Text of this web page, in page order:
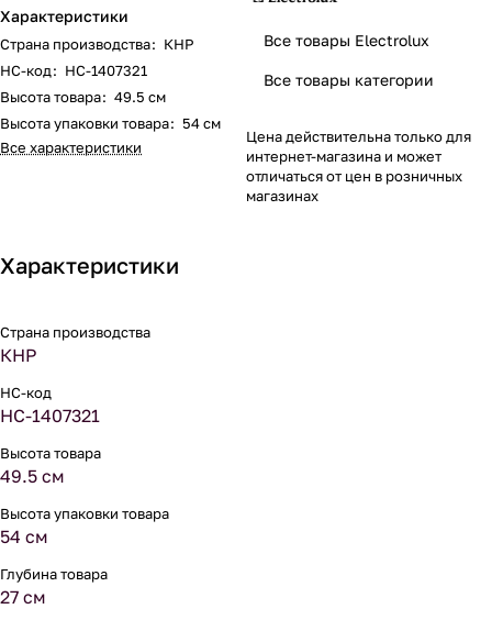
Характеристики
Страна производства: КНР
НС-код: НС-1407321
Высота товара: 49.5 см
Высота упаковки товара: 54 см
Все характеристики
Все товары Electrolux
Все товары категории
Цена действительна только для
интернет-магазина и может
отличаться от цен в розничных
магазинах
Характеристики
Страна производства
КНР
НС-код
НС-1407321
Высота товара
49.5 см
Высота упаковки товара
54 см
Глубина товара
27 см